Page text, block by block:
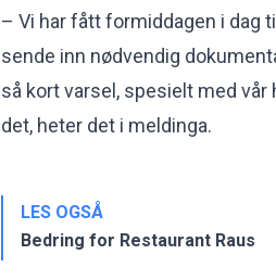
– Vi har fått formiddagen i dag
sende inn nødvendig
så kort varsel, spesielt med
det, heter det i meldinga.
LES OGSÅ
Bedring for Restaurant Raus